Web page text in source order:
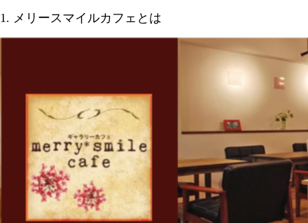
1. メリースマイルカフェとは